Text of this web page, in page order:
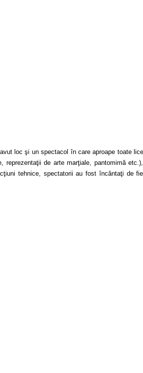
loc şi un spectacol în care aproape toate
reprezentaţii de arte marţiale, pantomimă
tehnice, spectatorii au fost încântaţi de